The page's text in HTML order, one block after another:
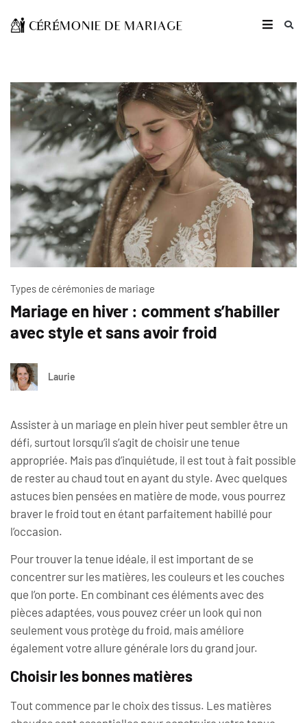
Types de cérémonies de mariage
Mariage en hiver : comment s’habiller
avec style et sans avoir froid
Laurie
Assister à un mariage en plein hiver peut sembler être un
défi, surtout lorsqu’il s’agit de choisir une tenue
appropriée. Mais pas d’inquiétude, il est tout à fait possible
de rester au chaud tout en ayant du style. Avec quelques
astuces bien pensées en matière de mode, vous pourrez
braver le froid tout en étant parfaitement habillé pour
l’occasion.
Pour trouver la tenue idéale, il est important de se
concentrer sur les matières, les couleurs et les couches
que l’on porte. En combinant ces éléments avec des
pièces adaptées, vous pouvez créer un look qui non
seulement vous protège du froid, mais améliore
également votre allure générale lors du grand jour.
Choisir les bonnes matières
Tout commence par le choix des tissus. Les matières